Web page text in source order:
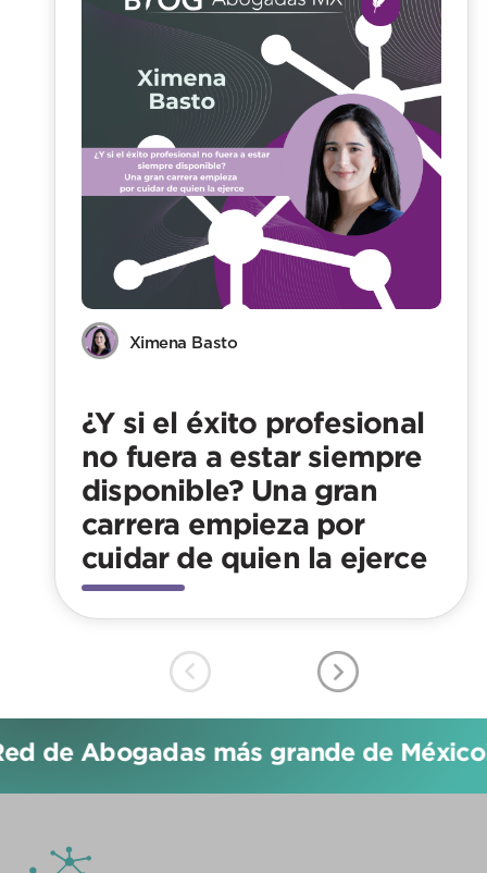
Ximena Basto
¿Y si el éxito profesional
no fuera a estar siempre
disponible? Una gran
carrera empieza por
cuidar de quien la ejerce
de Abogadas más grande de México!